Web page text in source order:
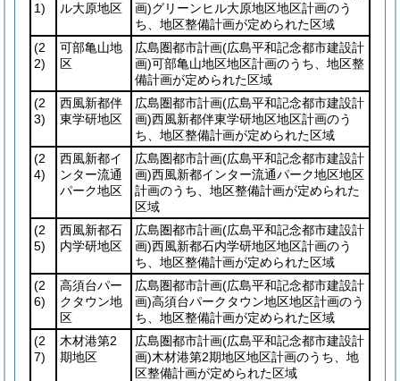
1)
ル大原地区
画)グリーンヒル大原地区地区計画のう
ち、地区整備計画が定められた区域
(2
2)
可部亀山地
区
広島圏都市計画(広島平和記念都市建設計
画)可部亀山地区地区計画のうち、地区整
備計画が定められた区域
(2
3)
西風新都伴
東学研地区
広島圏都市計画(広島平和記念都市建設計
画)西風新都伴東学研地区地区計画のう
ち、地区整備計画が定められた区域
(2
4)
西風新都イ
ンター流通
パーク地区
広島圏都市計画(広島平和記念都市建設計
画)西風新都インター流通パーク地区地区
計画のうち、地区整備計画が定められた
区域
(2
5)
西風新都石
内学研地区
広島圏都市計画(広島平和記念都市建設計
画)西風新都石内学研地区地区計画のう
ち、地区整備計画が定められた区域
(2
6)
高須台パー
クタウン地
区
広島圏都市計画(広島平和記念都市建設計
画)高須台パークタウン地区地区計画のう
ち、地区整備計画が定められた区域
(2
7)
木材港第2
期地区
広島圏都市計画(広島平和記念都市建設計
画)木材港第2期地区地区計画のうち、地
区整備計画が定められた区域